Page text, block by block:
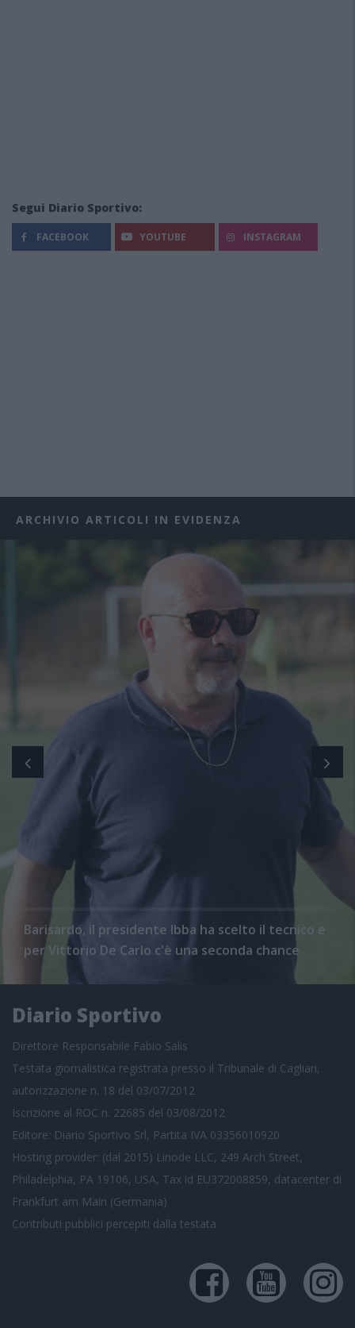
Segui Diario Sportivo:
FACEBOOK YOUTUBE INSTAGRAM
ARCHIVIO ARTICOLI IN EVIDENZA
Barisardo, il presidente Ibba ha scelto il tecnico e
per Vittorio De Carlo c'è una seconda chance
Diario Sportivo
Direttore Responsabile Fabio Salis
Testata giornalistica registrata presso il Tribunale di Cagliari,
autorizzazione n. 18 del 03/07/2012
Iscrizione al ROC n. 22685 del 03/08/2012
Editore: Diario Sportivo Srl, Partita IVA 03356010920
Hosting provider: (dal 2015) Linode LLC, 249 Arch Street,
Philadelphia, PA 19106, USA, Tax id EU372008859, datacenter di
Frankfurt am Main (Germania)
Contributi pubblici percepiti dalla testata